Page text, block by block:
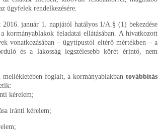
ügyfelek rendelkezésére.
január 1. napjától hatályos 1/A.§ (1) bekezdése
kormányablakok feladatai ellátásában. A hivatkozott
vonatkozásában – ügytípustól eltérő mértékben – a
és a lakosság legszélesebb körét érintő, nem
foglalt, a kormányablakban továbbítás
kérelem;
iránti kérelem;